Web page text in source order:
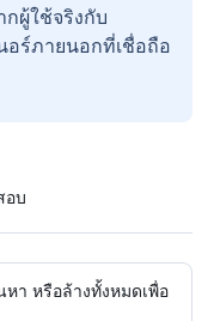
ผู้ใช้จริงกับ
อร์ภายนอกที่เชื่อถือ
อบ
า หรือล้างทั้งหมดเพื่อ